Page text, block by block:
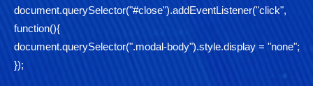
document.querySelector("#close").addEventListener("click",
function(){
document.querySelector(".modal-body").style.display = "none";
});